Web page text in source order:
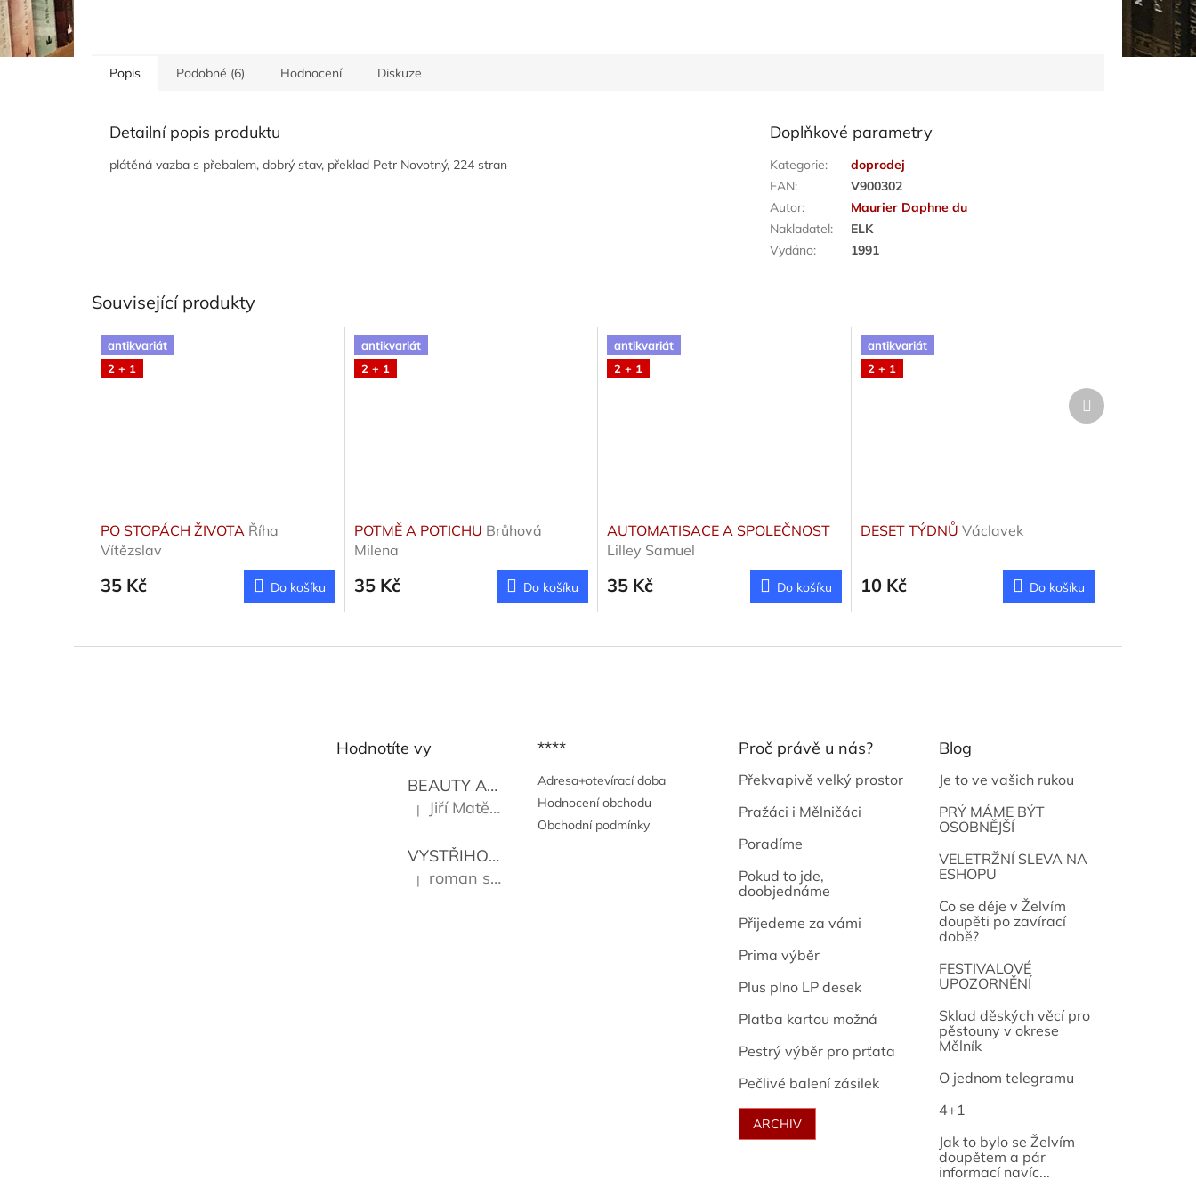
Popis Podobné (6) Hodnocení Diskuze
Detailní popis produktu
plátěná vazba s přebalem, dobrý stav, překlad Petr Novotný, 224 stran
Doplňkové parametry
Kategorie:
doprodej
EAN:
V900302
Autor:
Maurier Daphne du
Nakladatel:
ELK
Vydáno: 1991
Související produkty
antikvariát
2 + 1
PO STOPÁCH ŽIVOTA Říha
Vítězslav
35 Kč Do košíku
antikvariát
2 + 1
POTMĚ A POTICHU Brůhová
Milena
35 Kč Do košíku
antikvariát
2 + 1
AUTOMATISACE A SPOLEČNOST
Lilley Samuel
35 Kč Do košíku
antikvariát
2 + 1
DESET TÝDNŮ Václavek
10 Kč Do košíku
Další
produkt
Hodnotíte vy
BEAUTY AND THE BEAT
Go Go's
Hodnocení produktu je 5 z 5 hvězdiček.
| Jiří Matějů
VYSTŘIHOVÁNKY - PRAŽSKÉ PAMÁTKY Kropáček Josef
Hodnocení produktu je 5 z 5 hvězdiček.
| roman sekanina
****
Adresa+otevírací doba
Hodnocení obchodu
Obchodní podmínky
Proč právě u nás?
Překvapivě velký prostor
Pražáci i Mělničáci
Poradíme
Pokud to jde,
doobjednáme
Přijedeme za vámi
Prima výběr
Plus plno LP desek
Platba kartou možná
Pestrý výběr pro prťata
Pečlivé balení zásilek
ARCHIV
Blog
Je to ve vašich rukou
PRÝ MÁME BÝT
OSOBNĚJŠÍ
VELETRŽNÍ SLEVA NA
ESHOPU
Co se děje v Želvím
doupěti po zavírací
době?
FESTIVALOVÉ
UPOZORNĚNÍ
Sklad děských věcí pro
pěstouny v okrese
Mělník
O jednom telegramu
4+1
Jak to bylo se Želvím
doupětem a pár
informací navíc...